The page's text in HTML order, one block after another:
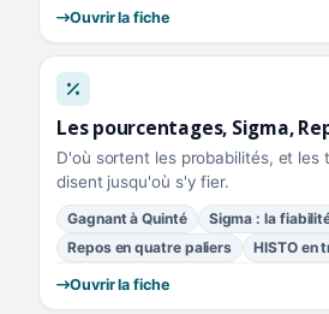
Ouvrir la fiche
Les pourcentages, Sigma,
D'où sortent les probabilités, et les
disent jusqu'où s'y fier.
Gagnant à Quinté
Sigma : la
Repos en quatre paliers
HISTO en
Ouvrir la fiche